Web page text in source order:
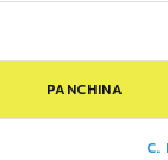
PANCHINA
C.